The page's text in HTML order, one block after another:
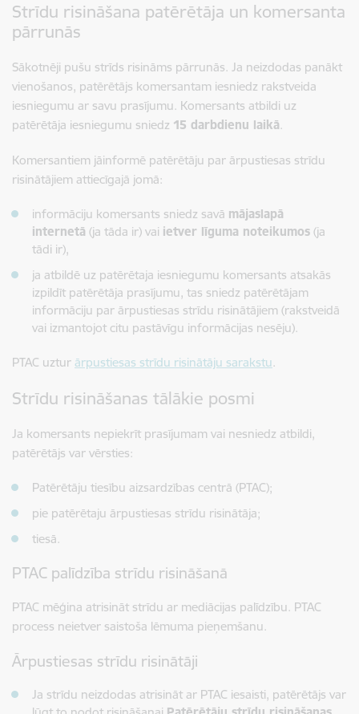
Strīdu risināšana patērētāja un komersanta
pārrunās
Sākotnēji pušu strīds risināms pārrunās. Ja neizdodas panākt
vienošanos, patērētājs komersantam iesniedz rakstveida
iesniegumu ar savu prasījumu. Komersants atbildi uz
patērētāja iesniegumu sniedz 15 darbdienu laikā.
Komersantiem jāinformē patērētāju par ārpustiesas strīdu
risinātājiem attiecīgajā jomā:
informāciju komersants sniedz savā mājaslapā
internetā (ja tāda ir) vai ietver līguma noteikumos (ja
tādi ir),
ja atbildē uz patērētaja iesniegumu komersants atsakās
izpildīt patērētāja prasījumu, tas sniedz patērētājam
informāciju par ārpustiesas strīdu risinātājiem (rakstveidā
vai izmantojot citu pastāvīgu informācijas nesēju).
PTAC uztur ārpustiesas strīdu risinātāju sarakstu.
Strīdu risināšanas tālākie posmi
Ja komersants nepiekrīt prasījumam vai nesniedz atbildi,
patērētājs var vērsties:
Patērētāju tiesību aizsardzības centrā (PTAC);
pie patērētaju ārpustiesas strīdu risinātāja;
tiesā.
PTAC palīdzība strīdu risināšanā
PTAC mēģina atrisināt strīdu ar mediācijas palīdzību. PTAC
process neietver saistoša lēmuma pieņemšanu.
Ārpustiesas strīdu risinātāji
Ja strīdu neizdodas atrisināt ar PTAC iesaisti, patērētājs var